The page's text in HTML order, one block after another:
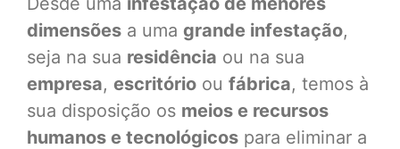
dimensões a uma grande infestação,
seja na sua residência ou na sua
empresa, escritório ou fábrica, temos à
sua disposição os meios e recursos
humanos e tecnológicos para eliminar a